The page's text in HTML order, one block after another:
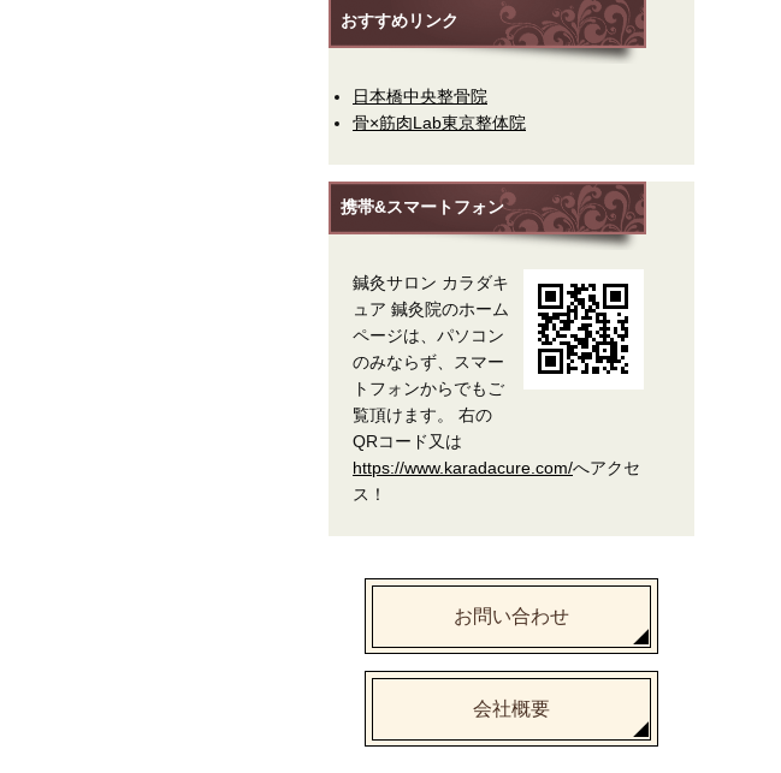
おすすめリンク
日本橋中央整骨院
骨×筋肉Lab東京整体院
携帯&スマートフォン
鍼灸サロン カラダキ
ュア 鍼灸院のホーム
ページは、パソコン
のみならず、スマー
トフォンからでもご
覧頂けます。 右の
QRコード又は
https://www.karadacure.com/へアクセ
ス！
お問い合わせ
会社概要